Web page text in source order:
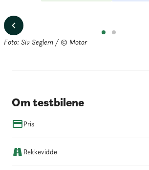
Foto: Siv Seglem / © Motor
Om testbilene
Pris
Rekkevidde